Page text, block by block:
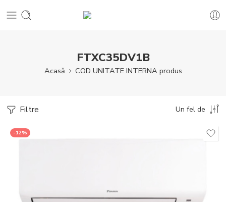
FTXC35DV1B
Acasă COD UNITATE INTERNA produs
Filtre Un fel de
-12%